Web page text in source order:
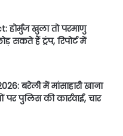
होर्मुज खुला तो परमाणु
सकते हैं ट्रंप, रिपोर्ट में
बरेली में मांसाहारी खाना
पुलिस की कार्रवाई, चार